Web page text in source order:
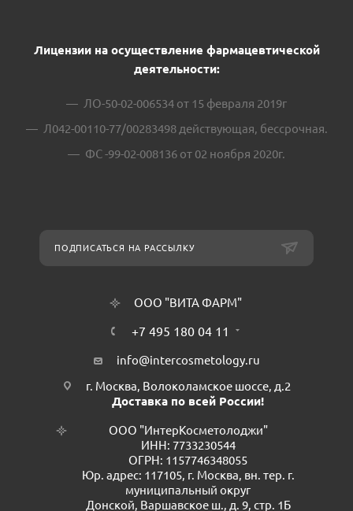
Лицензии на осуществление фармацевтической
деятельности:
ЛО-50-02-006534 от 15 февраля 2019г
Л042-00110-77/00283498 действующая, бессрочная.
ФС -99-02-008136 от 02 ноября 2020г.
ПОДПИСАТЬСЯ НА РАССЫЛКУ
ООО "ВИТА ФАРМ"
+7 495 180 04 11
info@intercosmetology.ru
г. Москва, Волоколамское шоссе, д.2
Доставка по всей России!
ООО "ИнтерКосметолоджи"
ИНН: 7733230544
ОГРН: 1157746348055
Юр. адрес: 117105, г. Москва, вн. тер. г.
муниципальный округ
Донской, Варшавское ш., д. 9, стр. 1Б